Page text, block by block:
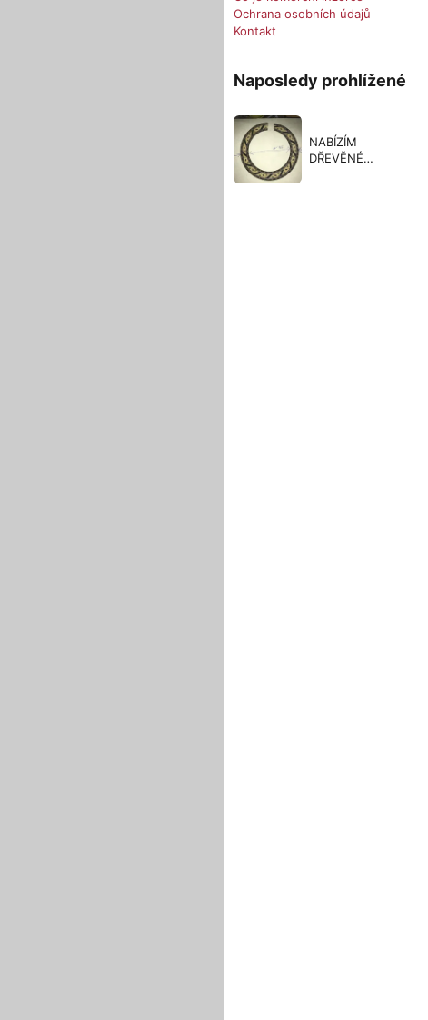
Ochrana osobních údajů
Kontakt
Naposledy prohlížené
NABÍZÍM
DŘEVĚNÉ